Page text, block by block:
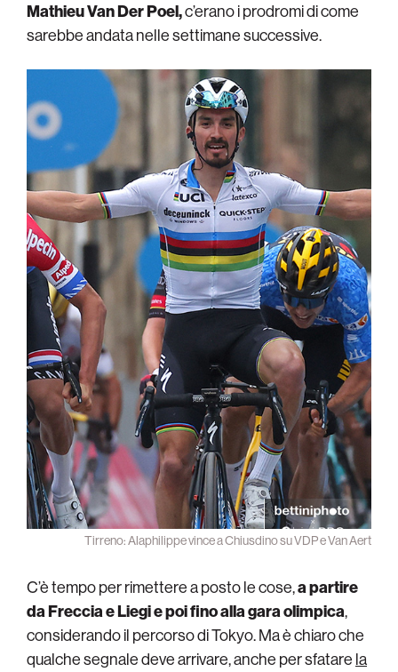
Mathieu Van Der Poel,c’erano i prodromi di come
sarebbe andata nelle settimane successive.
Tirreno: Alaphilippe vince a Chiusdino su VDP e Van Aert
C’è tempo per rimettere a posto le cose,a partire
da Freccia e Liegi e poi fino alla gara olimpica,
considerando il percorso di Tokyo. Ma è chiaro che
qualche segnale deve arrivare, anche per sfatare la